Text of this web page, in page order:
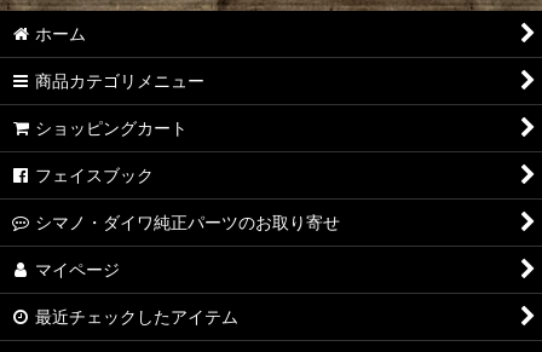
ホーム
商品カテゴリメニュー
ショッピングカート
フェイスブック
シマノ・ダイワ純正パーツのお取り寄せ
マイページ
最近チェックしたアイテム